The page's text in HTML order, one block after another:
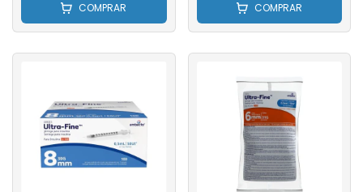
COMPRAR COMPRAR